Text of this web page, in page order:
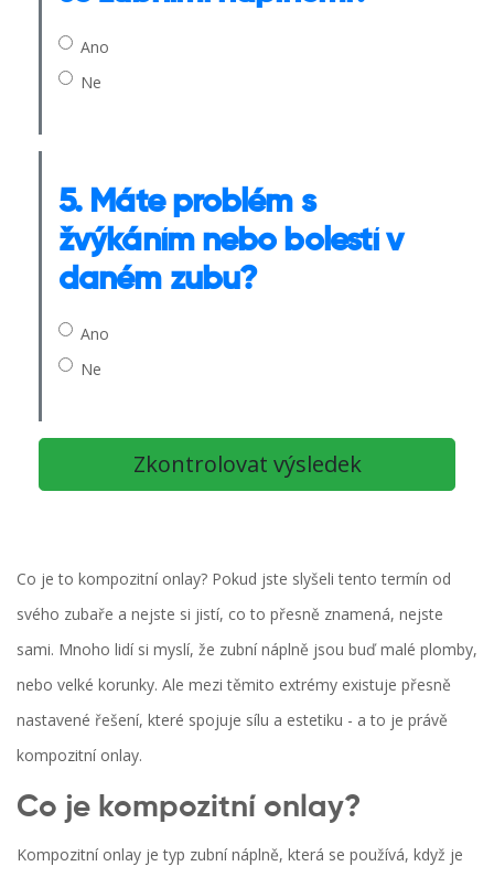
Ano
Ne
5. Máte problém s
žvýkáním nebo bolestí v
daném zubu?
Ano
Ne
Zkontrolovat výsledek
Co je to kompozitní onlay? Pokud jste slyšeli tento termín od
svého zubaře a nejste si jistí, co to přesně znamená, nejste
sami. Mnoho lidí si myslí, že zubní náplně jsou buď malé plomby,
nebo velké korunky. Ale mezi těmito extrémy existuje přesně
nastavené řešení, které spojuje sílu a estetiku - a to je právě
kompozitní onlay.
Co je kompozitní onlay?
Kompozitní onlay je typ zubní náplně, která se používá, když je